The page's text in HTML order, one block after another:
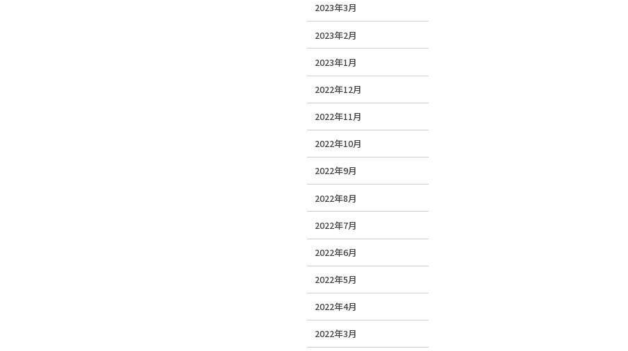
2023年3月
2023年2月
2023年1月
2022年12月
2022年11月
2022年10月
2022年9月
2022年8月
2022年7月
2022年6月
2022年5月
2022年4月
2022年3月